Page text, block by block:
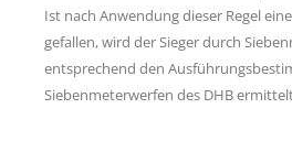
Ist nach Anwendung dieser Regel
gefallen, wird der Sieger durch
entsprechend den
Siebenmeterwerfen des DHB